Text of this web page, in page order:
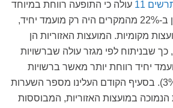
11
עולה כי התופעה רווחת במיוחד
במועצות אזוריות שבהן ב-22% מהמקרים היה רק מועמד יחיד,
ומועצות מקומיות. המועצות האזוריות הן
כך שבניתוח לפי מגזר עולה שברשויות
יחיד רווחת יותר מאשר ברשויות
ערביות (11% לעומת 3%). בסעיף הקודם העלינו מספר השערות
במועצות האזוריות, המבוססות